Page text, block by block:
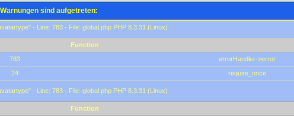
sind aufgetreten:
- Line: 783 - File: global.php PHP 8.3.31 (Linux)
Function
783
errorHandler->error
24 require_once
- Line: 783 - File: global.php PHP 8.3.31 (Linux)
Function